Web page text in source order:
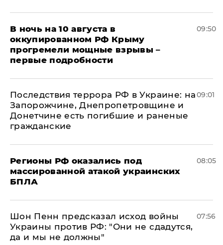
В ночь на 10 августа в
оккупированном РФ Крыму
прогремели мощные взрывы –
первые подробности
09:50
Последствия террора РФ в Украине: на
Запорожчине, Днепропетровщине и
Донетчине есть погибшие и раненые
гражданские
09:01
Регионы РФ оказались под
массированной атакой украинских
БПЛА
08:05
Шон Пенн предсказал исход войны
Украины против РФ: "Они не сдадутся,
да и мы не должны"
07:56